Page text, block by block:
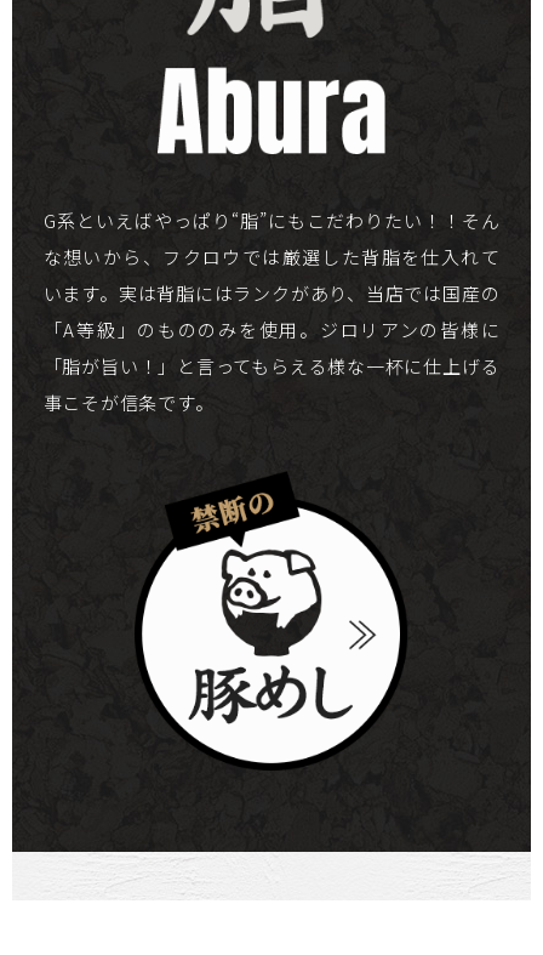
G系といえばやっぱり“脂”にもこだわりたい！！そん
な想いから、フクロウでは厳選した背脂を仕入れて
います。実は背脂にはランクがあり、当店では国産の
「A等級」のもののみを使用。ジロリアンの皆様に
「脂が旨い！」と言ってもらえる様な一杯に仕上げる
事こそが信条です。